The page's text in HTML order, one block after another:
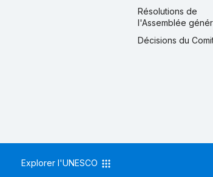
Résolutions de
l'Assemblée
Décisions du
Explorer l'UNESCO